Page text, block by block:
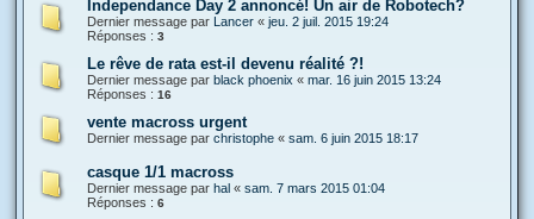
Independance Day 2 annoncé! Un air de Robotech?
Dernier message par Lancer « jeu. 2 juil. 2015 19:24
Réponses : 3
Le rêve de rata est-il devenu réalité ?!
Dernier message par black phoenix « mar. 16 juin 2015 13:24
Réponses : 16
vente macross urgent
Dernier message par christophe « sam. 6 juin 2015 18:17
casque 1/1 macross
Dernier message par hal « sam. 7 mars 2015 01:04
Réponses : 6